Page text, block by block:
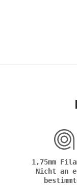
1,75mm
Nicht an